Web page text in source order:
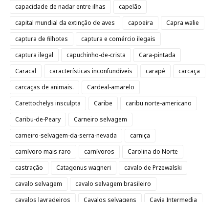
capacidade de nadar entre ilhas
capelão
capital mundial da extinção de aves
capoeira
Capra walie
captura de filhotes
captura e comércio ilegais
captura ilegal
capuchinho-de-crista
Cara-pintada
Caracal
características inconfundíveis carapé
carcaça
carcaças de animais.
Cardeal-amarelo
Carettochelys insculpta
Caribe
caribu norte-americano
Caribu-de-Peary
Carneiro selvagem
carneiro-selvagem-da-serra-nevada
carniça
carnívoro mais raro
carnívoros
Carolina do Norte
castração
Catagonus wagneri
cavalo de Przewalski
cavalo selvagem
cavalo selvagem brasileiro
cavalos lavradeiros
Cavalos selvagens Cavia Intermedia